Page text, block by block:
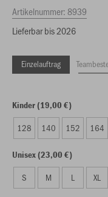
Artikelnummer:8939
Lieferbar bis 2026
Einzelauftrag
Kinder (19,00 €)
128 140 152 164
Unisex (23,00 €)
S M L XL